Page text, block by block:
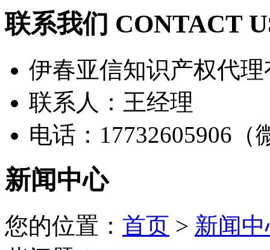
联系我们 CONTACT
伊春亚信知识产权代
联系人：王经理
电话：17732605906（
新闻中心
您的位置： 首页 > 新闻